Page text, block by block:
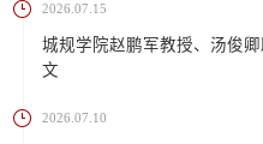
2026.07.15
城规学院赵鹏军教授、汤俊
文
2026.07.10